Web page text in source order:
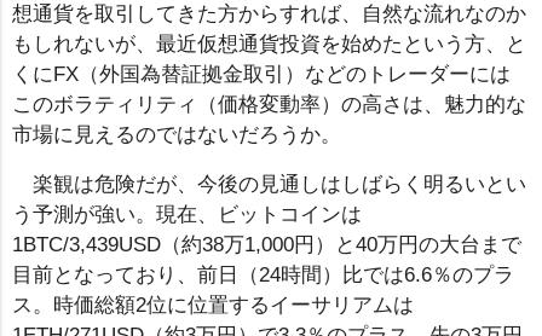
想通貨を取引してきた方からすれば、自然な流れなのか
もしれないが、最近仮想通貨投資を始めたという方、と
くにFX（外国為替証拠金取引）などのトレーダーには
このボラティリティ（価格変動率）の高さは、魅力的な
市場に見えるのではないだろうか。
楽観は危険だが、今後の見通しはしばらく明るいとい
う予測が強い。現在、ビットコインは
1BTC/3,439USD（約38万1,000円）と40万円の大台まで
目前となっており、前日（24時間）比では6.6％のプラ
ス。時価総額2位に位置するイーサリアムは